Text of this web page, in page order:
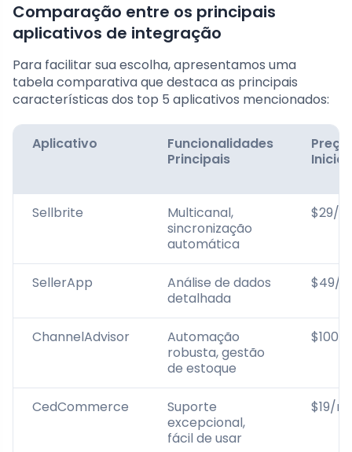
Comparação entre os principais
aplicativos de integração
Para facilitar sua escolha, apresentamos uma
tabela comparativa que destaca as principais
características dos top 5 aplicativos mencionados:
Aplicativo
Funcionalidades
Principais
Preço
Inicial
Sellbrite
Multicanal,
sincronização
automática
$29/
SellerApp
Análise de dados
detalhada
$49/
ChannelAdvisor
Automação
robusta, gestão
de estoque
$100/
CedCommerce
Suporte
excepcional,
fácil de usar
$19/